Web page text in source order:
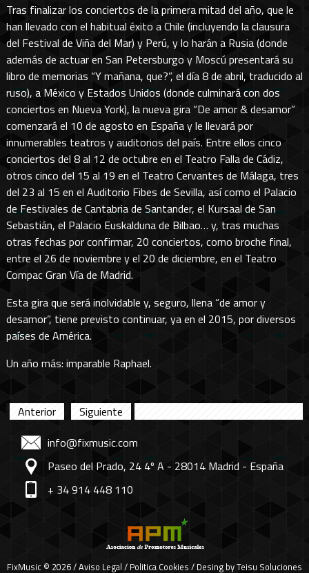
Tras finalizar los conciertos de la primera mitad del año, que le
han llevado con el habitual éxito a Chile (incluyendo la clausura
del Festival de Viña del Mar) y Perú, y lo harán a Rusia (donde
además de actuar en San Petersburgo y Moscú presentará su
libro de memorias “Y mañana, que?”, el día 8 de abril, traducido al
ruso), a México y Estados Unidos (donde culminará con dos
conciertos en Nueva York), la nueva gira “De amor & desamor”
comenzará el 10 de agosto en España y le llevará por
innumerables teatros y auditorios del país. Entre ellos cinco
conciertos del 8 al 12 de octubre en el Teatro Falla de Cádiz,
otros cinco del 15 al 19 en el Teatro Cervantes de Málaga, tres
del 23 al 15 en el Auditorio Fibes de Sevilla, así como el Palacio
de Festivales de Cantabria de Santander, el Kursaal de San
Sebastián, el Palacio Euskalduna de Bilbao… y, tras muchas
otras fechas por confirmar, 20 conciertos, como broche final,
entre el 26 de noviembre y el 20 de diciembre, en el Teatro
Compac Gran Vía de Madrid.
Esta gira que será inolvidable y, seguro, llena “de amor y
desamor”, tiene previsto continuar, ya en el 2015, por diversos
países de América.
Un año más: imparable Raphael.
Anterior
Siguiente
info@fixmusic.com
Paseo del Prado, 24 4º A - 28014 Madrid - España
+ 34 914 448 110
FixMusic © 2026 /Aviso Legal / Politica Cookies / Desing byTeisu Soluciones